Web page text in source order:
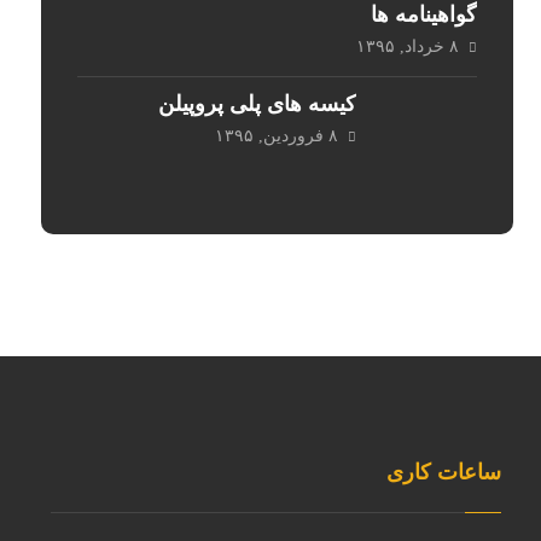
گواهینامه ها
۸ خرداد, ۱۳۹۵
کیسه های پلی پروپیلن
۸ فروردین, ۱۳۹۵
ساعات کاری